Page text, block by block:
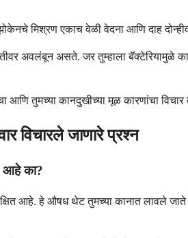
मिश्रण एकाच वेळी वेदना आणि दाह
अवलंबून असते. जर तुम्हाला
आणि तुमच्या कानदुखीच्या मूळ कारणांचा
विचारले जाणारे प्रश्न
आहे का?
आहे. हे औषध थेट तुमच्या कानात लावले